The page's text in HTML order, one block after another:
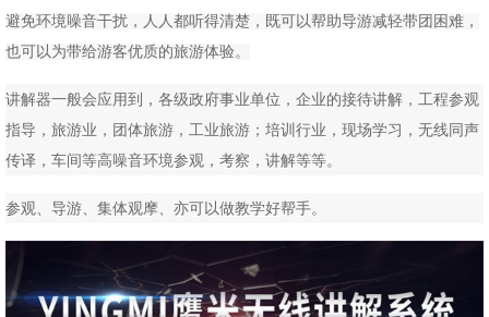
避免环境噪音干扰，人人都听得清楚，既可以帮助导游减轻带团困难，
也可以为带给游客优质的旅游体验。
讲解器一般会应用到，各级政府事业单位，企业的接待讲解，工程参观
指导，旅游业，团体旅游，工业旅游；培训行业，现场学习，无线同声
传译，车间等高噪音环境参观，考察，讲解等等。
参观、导游、集体观摩、亦可以做教学好帮手。